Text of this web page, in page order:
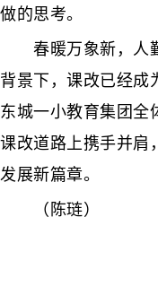
做的思考。
春暖万象新，人勤
背景下，课改已经成
东城一小教育集团全
课改道路上携手并肩
发展新篇章。
（陈琏）